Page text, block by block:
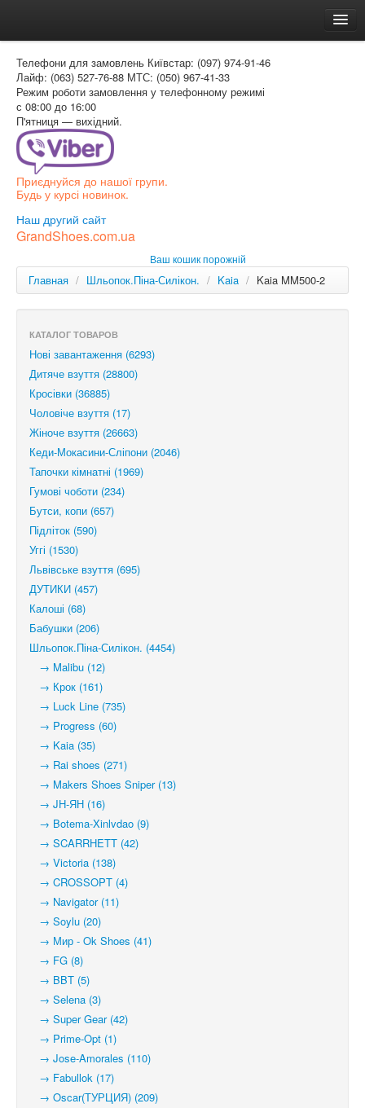
Доставка и оплата
Как заказать
Контакти
Таблиця розмірів
Вхід для покупця
РОС
Телефони для замовлень Київстар: (097) 974-91-46
Лайф: (063) 527-76-88 МТС: (050) 967-41-33
Режим роботи замовлення у телефонному режимі
с 08:00 до 16:00
П'ятниця — вихідний.
Приєднуйся до нашої групи.
Будь у курсі новинок.
Наш другий сайт
GrandShoes.com.ua
Ваш кошик порожній
Главная / Шльопок.Піна-Силікон. / Kaia / Kaia MM500-2
КАТАЛОГ ТОВАРОВ
Нові завантаження (6293)
Дитяче взуття (28800)
Кросівки (36885)
Чоловіче взуття (17)
Жіноче взуття (26663)
Кеди-Мокасини-Сліпони (2046)
Тапочки кімнатні (1969)
Гумові чоботи (234)
Бутси, копи (657)
Підліток (590)
Уггі (1530)
Львівське взуття (695)
ДУТИКИ (457)
Калоші (68)
Бабушки (206)
Шльопок.Піна-Силікон. (4454)
→ Malibu (12)
→ Крок (161)
→ Luck Line (735)
→ Progress (60)
→ Kaia (35)
→ Rai shoes (271)
→ Makers Shoes Sniper (13)
→ JH-ЯН (16)
→ Botema-Xinlvdao (9)
→ SCARRHETT (42)
→ Victoria (138)
→ CROSSOPT (4)
→ Navigator (11)
→ Soylu (20)
→ Мир - Ok Shoes (41)
→ FG (8)
→ BBT (5)
→ Selena (3)
→ Super Gear (42)
→ Prime-Opt (1)
→ Jose-Amorales (110)
→ Fabullok (17)
→ Oscar(ТУРЦИЯ) (209)